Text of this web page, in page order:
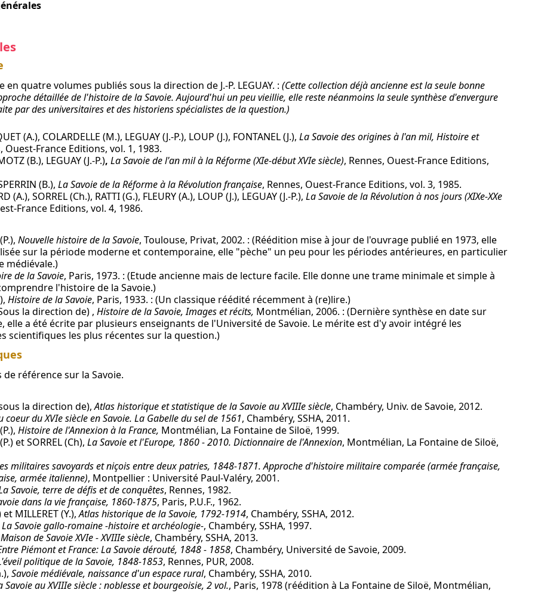
en quatre volumes publiés sous la direction de J.-P. LEGUAY. : (Cette collection déjà ancienne est la seule bonne
détaillée de l'histoire de la Savoie. Aujourd'hui un peu vieillie, elle reste néanmoins la seule synthèse d'envergure
par des universitaires et des historiens spécialistes de la question.)
(A.), COLARDELLE (M.), LEGUAY (J.-P.), LOUP (J.), FONTANEL (J.), La Savoie des origines à l'an mil, Histoire et
Ouest-France Editions, vol. 1, 1983.
(B.), LEGUAY (J.-P.), La Savoie de l'an mil à la Réforme (XIe-début XVIe siècle), Rennes, Ouest-France Editions,
(B.), La Savoie de la Réforme à la Révolution française, Rennes, Ouest-France Editions, vol. 3, 1985.
(A.), SORREL (Ch.), RATTI (G.), FLEURY (A.), LOUP (J.), LEGUAY (J.-P.), La Savoie de la Révolution à nos jours (XIXe-XXe
France Editions, vol. 4, 1986.
Nouvelle histoire de la Savoie, Toulouse, Privat, 2002. : (Réédition mise à jour de l'ouvrage publié en 1973, elle
sur la période moderne et contemporaine, elle "pèche" un peu pour les périodes antérieures, en particulier
médiévale.)
de la Savoie, Paris, 1973. : (Etude ancienne mais de lecture facile. Elle donne une trame minimale et simple à
l'histoire de la Savoie.)
Histoire de la Savoie, Paris, 1933. : (Un classique réédité récemment à (re)lire.)
la direction de) , Histoire de la Savoie, Images et récits, Montmélian, 2006. : (Dernière synthèse en date sur
elle a été écrite par plusieurs enseignants de l'Université de Savoie. Le mérite est d'y avoir intégré les
scientifiques les plus récentes sur la question.)
référence sur la Savoie.
la direction de),Atlas historique et statistique de la Savoie au XVIIIe siècle, Chambéry, Univ. de Savoie, 2012.
coeur du XVIe siècle en Savoie. La Gabelle du sel de 1561, Chambéry, SSHA, 2011.
Histoire de l'Annexion à la France, Montmélian, La Fontaine de Siloë, 1999.
et SORREL (Ch), La Savoie et l'Europe, 1860 - 2010. Dictionnaire de l'Annexion, Montmélian, La Fontaine de Siloë,
militaires savoyards et niçois entre deux patries, 1848-1871. Approche d'histoire militaire comparée (armée française,
armée italienne), Montpellier : Université Paul-Valéry, 2001.
Savoie, terre de défis et de conquêtes, Rennes, 1982.
dans la vie française, 1860-1875, Paris, P.U.F., 1962.
et MILLERET (Y.),Atlas historique de la Savoie, 1792-1914, Chambéry, SSHA, 2012.
La Savoie gallo-romaine -histoire et archéologie-, Chambéry, SSHA, 1997.
de Savoie XVIe - XVIIIe siècle, Chambéry, SSHA, 2013.
Piémont et France: La Savoie dérouté, 1848 - 1858, Chambéry, Université de Savoie, 2009.
politique de la Savoie, 1848-1853, Rennes, PUR, 2008.
Savoie médiévale, naissance d'un espace rural, Chambéry, SSHA, 2010.
Savoie au XVIIIe siècle : noblesse et bourgeoisie, 2 vol., Paris, 1978 (réédition à La Fontaine de Siloë, Montmélian,